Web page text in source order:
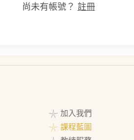
尚未有帳號？ 註冊
𓇼 加入我們
𓇼 課程藍圖